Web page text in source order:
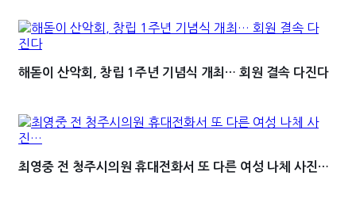
해돋이 산악회, 창립 1주년 기념식 개최… 회원 결속 다진다
최영중 전 청주시의원 휴대전화서 또 다른 여성 나체 사진…